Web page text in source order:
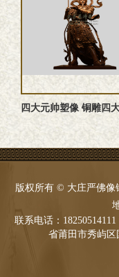
版权所有 © 大庄严佛像
联系电话：18250514111
省莆田市秀屿区